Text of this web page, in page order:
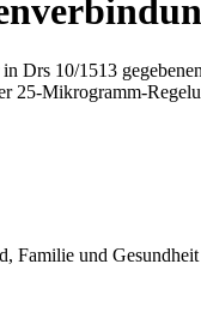
Drs 10/1513
25-Mikrogramm-
Familie und Gesundheit